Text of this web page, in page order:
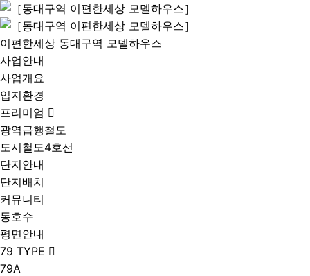
이편한세상 동대구역 모델하우스
사업안내
사업개요
입지환경
프리미엄
광역급행철도
도시철도4호선
단지안내
단지배치
커뮤니티
동호수
평면안내
79 TYPE
79A